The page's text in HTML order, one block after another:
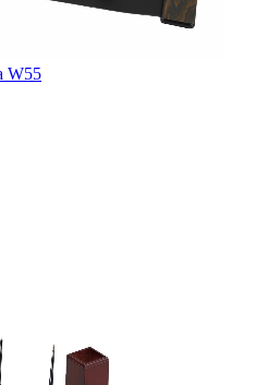
W55